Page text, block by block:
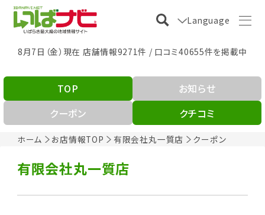
Language
8月7日（金）現在 店舗情報9271件 / 口コミ40655件を掲載中
ホーム お店情報TOP 有限会社丸一質店 クーポン
TOP
お知らせ
クーポン
クチコミ
有限会社丸一質店